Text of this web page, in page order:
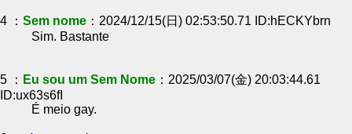
4 ： Sem nome ：2024/12/15(日) 02:53:50.71 ID:hECKYbrn
Sim. Bastante
5 ： Eu sou um Sem Nome ：2025/03/07(金) 20:03:44.61
ID:ux63s6fI
É meio gay.